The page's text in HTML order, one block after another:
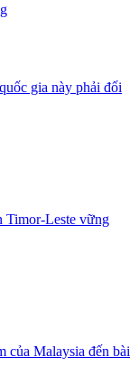
gia này phải đối
Timor-Leste vững
của Malaysia đến bài